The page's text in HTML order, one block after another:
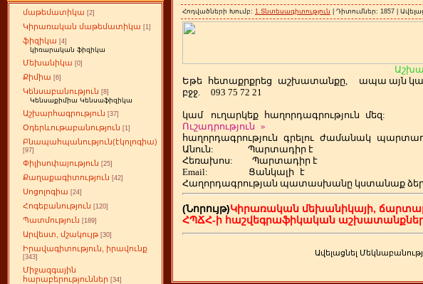
մաթեմատիկա [2]
Կիրառական մաթեմատիկա [1]
ֆիզիկա [4]
կիռարական ֆիզիկա
Մեխանիկա [0]
Քիմիա [6]
Կենսաբանություն [8]
Կենսաքիմիա Կենսաֆիզիկա
Աշխարհագրություն [37]
Օդերևութաբանություն [1]
Բնապահպանություն(էկոլոգիա)
[97]
Փիլիսոփայություն [25]
Քաղաքագիտություն [42]
Սոցոլոգիա [24]
Հոգեբանություն [120]
Պատմություն [189]
Արվեստ, մշակույթ [30]
Իրավագիտություն, իրավունք
[343]
Միջազգային
հարաբերություններ [34]
Հոդվածների Խումբ: 1.Տնտեսագիտություն | Դիտումներ: 1857 |
Եթե հետաքրքրեց աշխատանքը,
ապա այն
բջջ.
093 75 72 21
կամ ուղարկեք հաղորդագրություն
մեզ:
Ուշադրություն »
հաղորդագրություն գրելու ժամանակ
Անուն:
Պարտադիր է
Հեռախոս: Պարտադիր է
Email: Ցանկալի է
Հաղորդագրության պատասխանը կստանաք
(Նորույթ)Կիրառական մեխանիկայի,
ՀՊՃՀ-ի հաշվեգրաֆիկական
Ավելացնել